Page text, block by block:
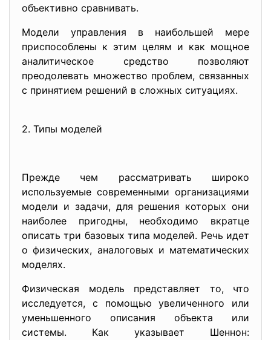
объективно сравнивать.
Модели управления в наибольшей мере
приспособлены к этим целям и как мощное
аналитическое средство позволяют
преодолевать множество проблем, связанных
с принятием решений в сложных ситуациях.
2. Типы моделей
Прежде чем рассматривать широко
используемые современными организациями
модели и задачи, для решения которых они
наиболее пригодны, необходимо вкратце
описать три базовых типа моделей. Речь идет
о физических, аналоговых и математических
моделях.
Физическая модель представляет то, что
исследуется, с помощью увеличенного или
уменьшенного описания объекта или
системы. Как указывает Шеннон: